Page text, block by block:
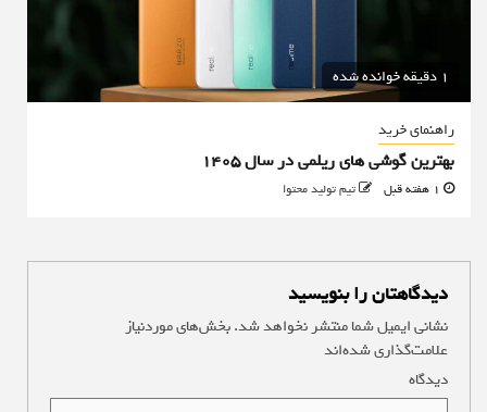
1 دقیقه خوانده شده
راهنمای خرید
بهترین گوشی های ریلمی در سال 1405
تیم تولید محتوا
دیدگاهتان را بنویسید
نشانی ایمیل شما منتشر نخواهد شد.بخش‌های موردنیاز
علامت‌گذاری شده‌اند
دیدگاه